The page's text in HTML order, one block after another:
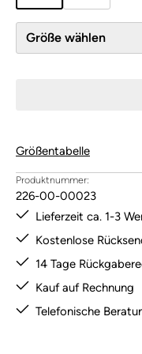
Größe wählen
Größentabelle
Produktnummer:
226-00-00023
Lieferzeit ca. 1-3
Kostenlose
14 Tage
Kauf auf Rechnung
Telefonische